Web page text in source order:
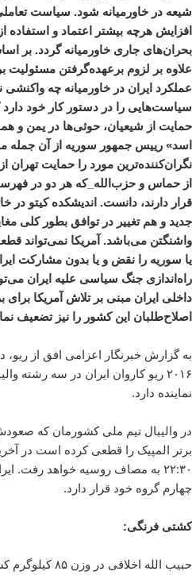
شیعه در خاورمیانه شود. سیاست
افزایش هرچه بیشتر اعتماد و
بحران‌های جاری خاورمیانه گردد. بر
علاوه بر لزوم برعهده‌گرفتن مسئولیت
عملکرد ایران در خاورمیانه چه
سیاست‌هایی را در دستور کار خود
حمایت از شیعیان، حوثی‌ها در یمن و
اسد» رییس جمهور سوریه از آن جمله
نگران‌کننده‌ترین مورد را حمایت تهران
از حماس و حزب‌الله_که هر دو در
قرار دارند، دانست. اندیشکده کیتو
جدید و هم تغییر در توافق بطور کلی
واشنگتن می‌باشد. آمریکا نمی‌تواند
یا سوریه را نقض و یا بدون مشارکت
راه‌اندازی جنگ سیاسی علیه ایران
داخلی ایران مبنی بر تلاش آمریکا
اصلاح‌طلبان این کشور را نیز تضعیف
به گزارش خبرنگار اعزامی افق از
۲۰۱۶ ریو کاروان ایران در سه رشته
نماینده دارد.
در والیبال تیم ملی کشورمان که
برتر المپیک را قطعی کرده است در
چهارم گروه خود قرار دارد.
کشتی فرنگی:
حبیب الله